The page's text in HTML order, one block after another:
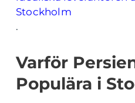
Stockholm
.
Varför
Populära i